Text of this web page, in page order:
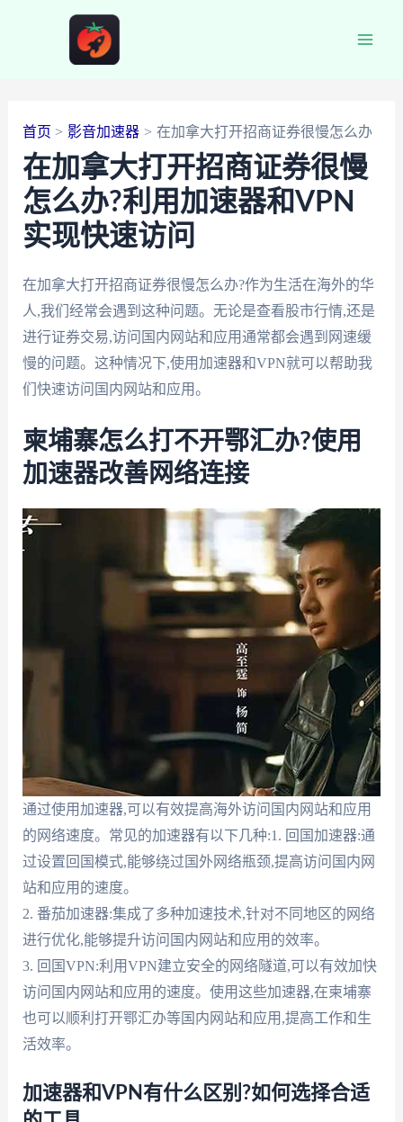
首页 影音加速器 在加拿大打开招商证券很慢怎么办
在加拿大打开招商证券很慢
怎么办?利用加速器和VPN
实现快速访问
在加拿大打开招商证券很慢怎么办?作为生活在海外的华
人,我们经常会遇到这种问题。无论是查看股市行情,还是
进行证券交易,访问国内网站和应用通常都会遇到网速缓
慢的问题。这种情况下,使用加速器和VPN就可以帮助我
们快速访问国内网站和应用。
柬埔寨怎么打不开鄂汇办?使用
加速器改善网络连接
通过使用加速器,可以有效提高海外访问国内网站和应用
的网络速度。常见的加速器有以下几种:1. 回国加速器:通
过设置回国模式,能够绕过国外网络瓶颈,提高访问国内网
站和应用的速度。
2. 番茄加速器:集成了多种加速技术,针对不同地区的网络
进行优化,能够提升访问国内网站和应用的效率。
3. 回国VPN:利用VPN建立安全的网络隧道,可以有效加快
访问国内网站和应用的速度。使用这些加速器,在柬埔寨
也可以顺利打开鄂汇办等国内网站和应用,提高工作和生
活效率。
加速器和VPN有什么区别?如何选择合适